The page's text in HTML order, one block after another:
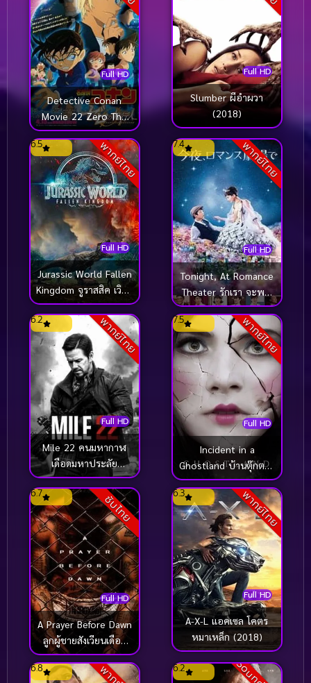
Full HD
Detective Conan
Movie 22 Zero The
Enforcer ยอดนักสืบจิ๋ว
โคนัน ปฏิบัติการสายลับ
เดอะซีโร่ (2018)
Full HD
Slumber ผีอำผวา
(2018)
พากย์ไทย
Full HD
6.5
Jurassic World Fallen
Kingdom จูราสสิค เวิลด์
อาณาจักรล่มสลาย
(2018)
พากย์ไทย
Full HD
7.4
Tonight, At Romance
Theater รักเรา จะพบ
กัน (2018)
พากย์ไทย
Full HD
6.2
Mile 22 คนมหากาฬ
เดือดมหาประลัย
(2018)
พากย์ไทย
Full HD
7.5
Incident in a
Ghostland บ้านตุ๊กตาดุ
(2018)
ซับไทย
Full HD
6.7
A Prayer Before Dawn
ลูกผู้ชายสังเวียนเดือด
(ซับไทย) (2018)
พากย์ไทย
Full HD
6.3
A-X-L แอคเซล โคตร
หมาเหล็ก (2018)
6.8 6.2